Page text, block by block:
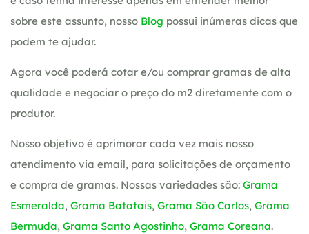
sobre este assunto, nosso Blog possui inúmeras dicas que
podem te ajudar.
Agora você poderá cotar e/ou comprar gramas de alta
qualidade e negociar o preço do m2 diretamente com o
produtor.
Nosso objetivo é aprimorar cada vez mais nosso
atendimento via email, para solicitações de orçamento
e compra de gramas. Nossas variedades são: Grama
Esmeralda, Grama Batatais, Grama São Carlos, Grama
Bermuda, Grama Santo Agostinho, Grama Coreana.